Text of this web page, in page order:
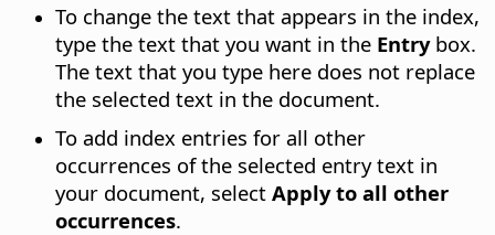
To change the text that appears in the index,
type the text that you want in the Entrybox.
The text that you type here does not replace
the selected text in the document.
To add index entries for all other
occurrences of the selected entry text in
your document, select Apply to all other
occurrences.